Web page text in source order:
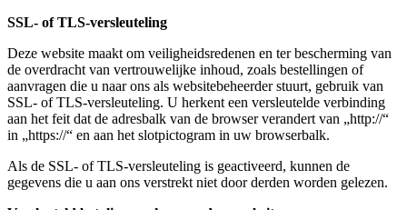
SSL- of TLS-versleuteling
Deze website maakt om veiligheidsredenen en ter bescherming van
de overdracht van vertrouwelijke inhoud, zoals bestellingen of
aanvragen die u naar ons als websitebeheerder stuurt, gebruik van
SSL- of TLS-versleuteling. U herkent een versleutelde verbinding
aan het feit dat de adresbalk van de browser verandert van „http://“
in „https://“ en aan het slotpictogram in uw browserbalk.
Als de SSL- of TLS-versleuteling is geactiveerd, kunnen de
gegevens die u aan ons verstrekt niet door derden worden gelezen.